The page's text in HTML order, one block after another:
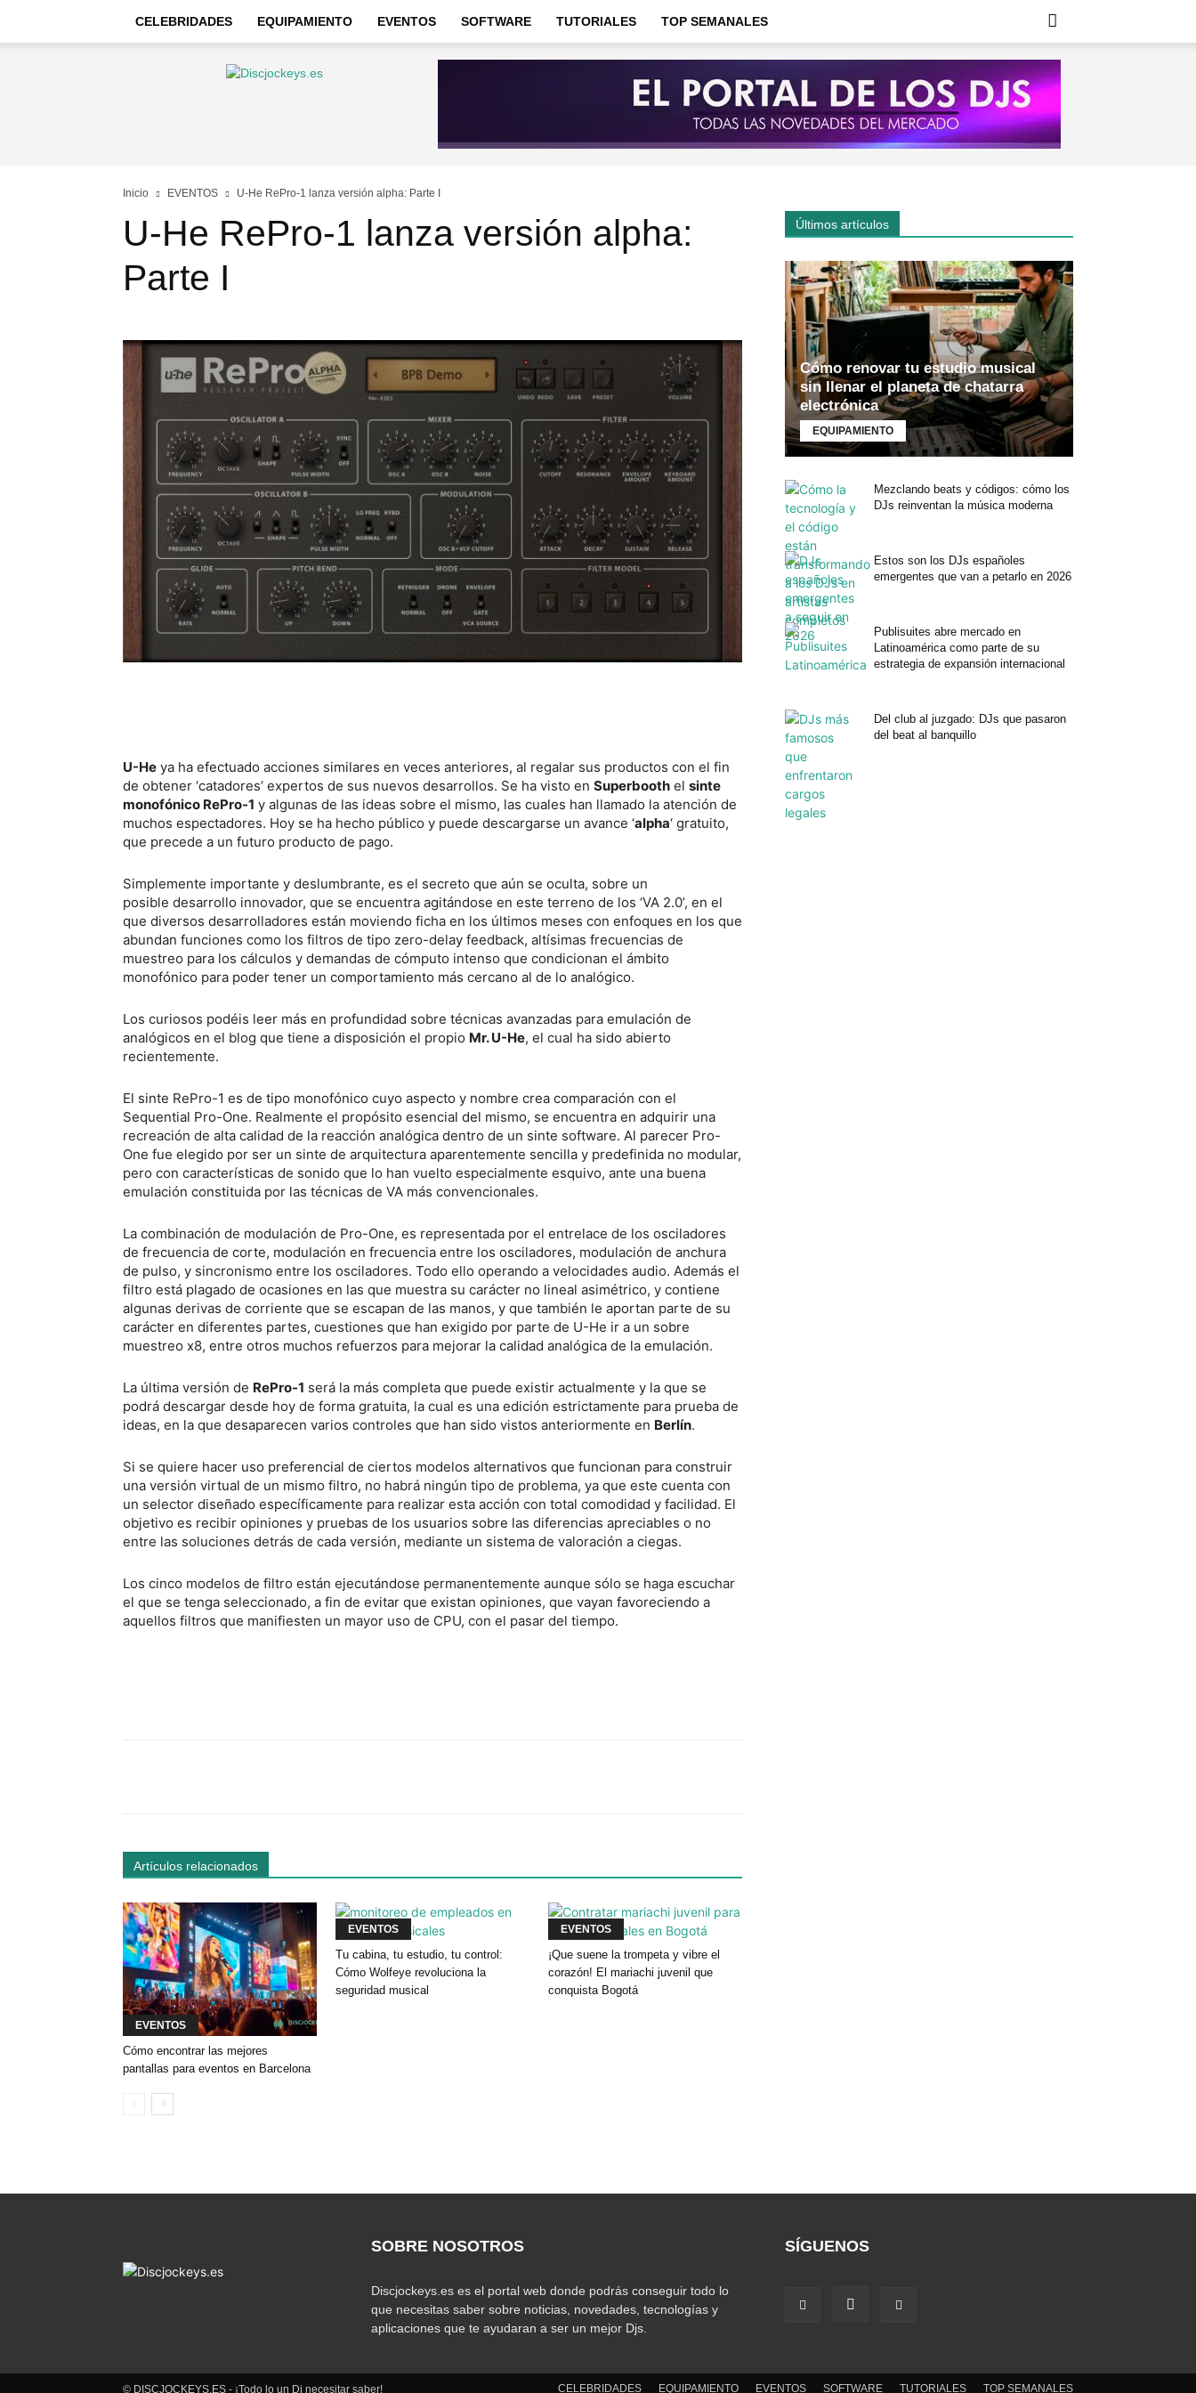
CELEBRIDADES EQUIPAMIENTO EVENTOS SOFTWARE TUTORIALES TOP SEMANALES
Discjockeys
Inicio EVENTOS U-He RePro-1 lanza versión alpha: Parte I
U-He RePro-1 lanza versión alpha:
Parte I
U-He ya ha efectuado acciones similares en veces anteriores, al regalar sus productos con el fin
de obtener ‘catadores’ expertos de sus nuevos desarrollos. Se ha visto en Superbooth el sinte
monofónico RePro-1 y algunas de las ideas sobre el mismo, las cuales han llamado la atención de
muchos espectadores. Hoy se ha hecho público y puede descargarse un avance ‘alpha‘ gratuito,
que precede a un futuro producto de pago.
Simplemente importante y deslumbrante, es el secreto que aún se oculta, sobre un
posible desarrollo innovador, que se encuentra agitándose en este terreno de los ‘VA 2.0’, en el
que diversos desarrolladores están moviendo ficha en los últimos meses con enfoques en los que
abundan funciones como los filtros de tipo zero-delay feedback, altísimas frecuencias de
muestreo para los cálculos y demandas de cómputo intenso que condicionan el ámbito
monofónico para poder tener un comportamiento más cercano al de lo analógico.
Los curiosos podéis leer más en profundidad sobre técnicas avanzadas para emulación de
analógicos en el blog que tiene a disposición el propio Mr. U-He, el cual ha sido abierto
recientemente.
El sinte RePro-1 es de tipo monofónico cuyo aspecto y nombre crea comparación con el
Sequential Pro-One. Realmente el propósito esencial del mismo, se encuentra en adquirir una
recreación de alta calidad de la reacción analógica dentro de un sinte software. Al parecer Pro-
One fue elegido por ser un sinte de arquitectura aparentemente sencilla y predefinida no modular,
pero con características de sonido que lo han vuelto especialmente esquivo, ante una buena
emulación constituida por las técnicas de VA más convencionales.
La combinación de modulación de Pro-One, es representada por el entrelace de los osciladores
de frecuencia de corte, modulación en frecuencia entre los osciladores, modulación de anchura
de pulso, y sincronismo entre los osciladores. Todo ello operando a velocidades audio. Además el
filtro está plagado de ocasiones en las que muestra su carácter no lineal asimétrico, y contiene
algunas derivas de corriente que se escapan de las manos, y que también le aportan parte de su
carácter en diferentes partes, cuestiones que han exigido por parte de U-He ir a un sobre
muestreo x8, entre otros muchos refuerzos para mejorar la calidad analógica de la emulación.
La última versión de RePro-1 será la más completa que puede existir actualmente y la que se
podrá descargar desde hoy de forma gratuita, la cual es una edición estrictamente para prueba de
ideas, en la que desaparecen varios controles que han sido vistos anteriormente en Berlín.
Si se quiere hacer uso preferencial de ciertos modelos alternativos que funcionan para construir
una versión virtual de un mismo filtro, no habrá ningún tipo de problema, ya que este cuenta con
un selector diseñado específicamente para realizar esta acción con total comodidad y facilidad. El
objetivo es recibir opiniones y pruebas de los usuarios sobre las diferencias apreciables o no
entre las soluciones detrás de cada versión, mediante un sistema de valoración a ciegas.
Los cinco modelos de filtro están ejecutándose permanentemente aunque sólo se haga escuchar
el que se tenga seleccionado, a fin de evitar que existan opiniones, que vayan favoreciendo a
aquellos filtros que manifiesten un mayor uso de CPU, con el pasar del tiempo.
Artículos relacionados
EVENTOS
Cómo encontrar las mejores
pantallas para eventos en Barcelona
EVENTOS
Tu cabina, tu estudio, tu control:
Cómo Wolfeye revoluciona la
seguridad musical
EVENTOS
¡Que suene la trompeta y vibre el
corazón! El mariachi juvenil que
conquista Bogotá
Últimos artículos
Cómo renovar tu estudio musical
sin llenar el planeta de chatarra
electrónica
EQUIPAMIENTO
Mezclando beats y códigos: cómo los
DJs reinventan la música moderna
Estos son los DJs españoles
emergentes que van a petarlo en 2026
Publisuites abre mercado en
Latinoamérica como parte de su
estrategia de expansión internacional
Del club al juzgado: DJs que pasaron
del beat al banquillo
SOBRE NOSOTROS
Discjockeys.es es el portal web donde podrás conseguir todo lo
que necesitas saber sobre noticias, novedades, tecnologías y
aplicaciones que te ayudaran a ser un mejor Djs.
SÍGUENOS
CELEBRIDADES EQUIPAMIENTO EVENTOS SOFTWARE TUTORIALES TOP SEMANALES
© DISCJOCKEYS.ES - ¡Todo lo un Dj necesitar saber!